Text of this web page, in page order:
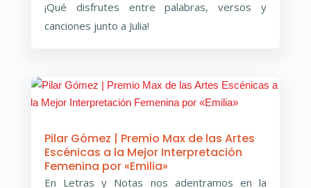
¡Qué disfrutes entre palabras, versos y
canciones junto a Julia!
Pilar Gómez | Premio Max de las Artes
Escénicas a la Mejor Interpretación
Femenina por «Emilia»
En Letras y Notas nos adentramos en la